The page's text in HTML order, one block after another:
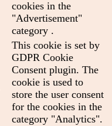
cookies in the
"Advertisement"
category .
This cookie is set by
GDPR Cookie
Consent plugin. The
cookie is used to
store the user consent
for the cookies in the
category "Analytics".